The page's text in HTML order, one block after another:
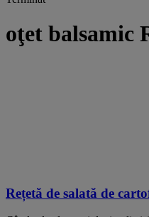
oţet balsamic
Rețetă de salată de